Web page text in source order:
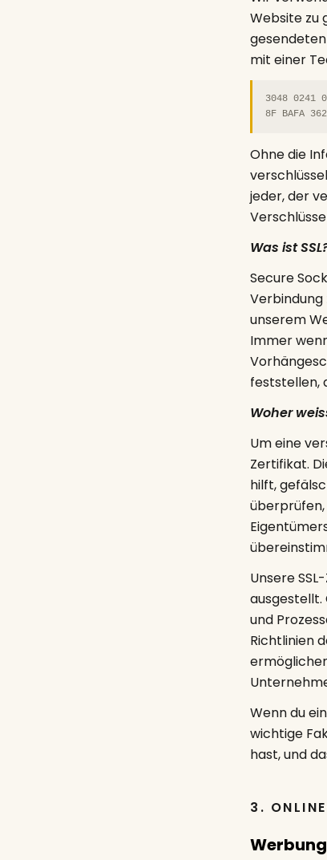
Website zu
mit einer
3048 0241
8F BAFA
Ohne die
jeder, der
Was ist
Secure
Verbindung
unserem
Immer
feststellen,
Woher
Um eine
Zertifikat.
hilft,
überprüfen,
Unsere
und
Richtlinien
Wenn du
wichtige
hast, und
3.